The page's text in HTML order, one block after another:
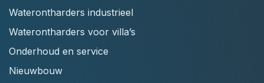
Waterontharders industrieel
Waterontharders voor villa’s
Onderhoud en service
Nieuwbouw